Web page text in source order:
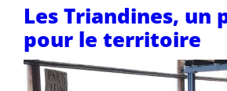
Les Triandines, un
pour le territoire